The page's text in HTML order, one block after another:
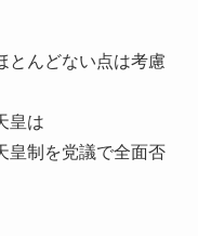
とんどない点は考慮
皇は
皇制を党議で全面否